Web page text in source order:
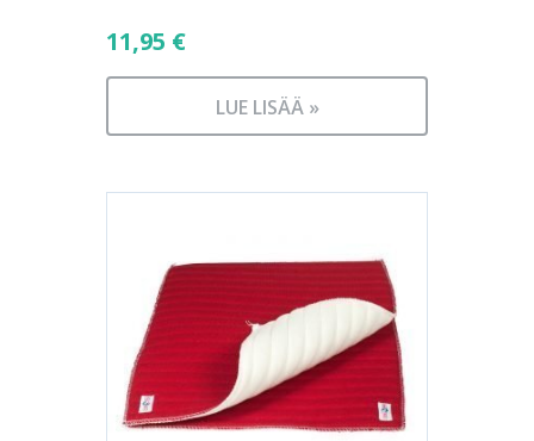
11,95 €
LUE LISÄÄ »